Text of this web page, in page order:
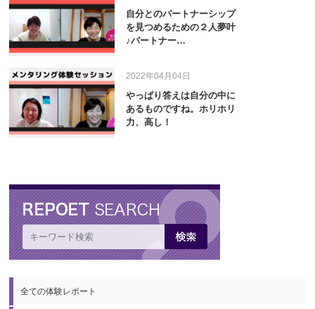
自分とのパートナーシップ
を見つめるための２人夢叶
♪パートナー…
2022年04月04日
やっぱり答えは自分の中に
あるものですね。ホリホリ
力、高し！
全ての体験レポート